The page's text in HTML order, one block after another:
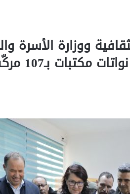
ووزارة الأسرة
والطفولة